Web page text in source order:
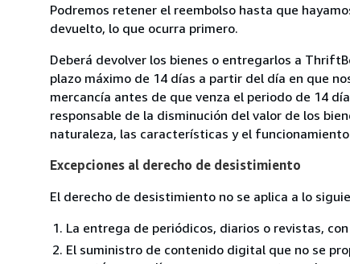
Podremos retener el reembolso hasta que
devuelto, lo que ocurra primero.
Deberá devolver los bienes o entregarlos a
plazo máximo de 14 días a partir del día en que
mercancía antes de que venza el periodo de 14
responsable de la disminución del valor de los
naturaleza, las características y el
Excepciones al derecho de desistimiento
El derecho de desistimiento no se aplica a lo
La entrega de periódicos, diarios o revistas,
El suministro de contenido digital que no se